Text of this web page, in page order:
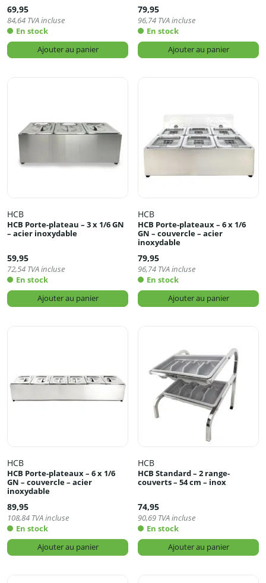
69,95
84,64 TVA incluse
En stock
Ajouter au panier
79,95
96,74 TVA incluse
En stock
Ajouter au panier
HCB
HCB Porte-plateau – 3 x 1/6 GN
– acier inoxydable
59,95
72,54 TVA incluse
En stock
Ajouter au panier
HCB
HCB Porte-plateaux – 6 x 1/6
GN – couvercle – acier
inoxydable
79,95
96,74 TVA incluse
En stock
Ajouter au panier
HCB
HCB Porte-plateaux – 6 x 1/6
GN – couvercle – acier
inoxydable
89,95
108,84 TVA incluse
En stock
Ajouter au panier
HCB
HCB Standard – 2 range-
couverts – 54 cm – inox
74,95
90,69 TVA incluse
En stock
Ajouter au panier